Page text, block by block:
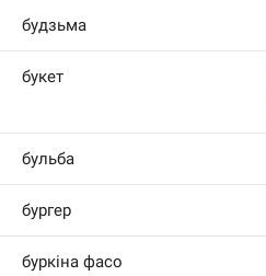
будзьма
букет
бульба
бургер
буркіна фасо